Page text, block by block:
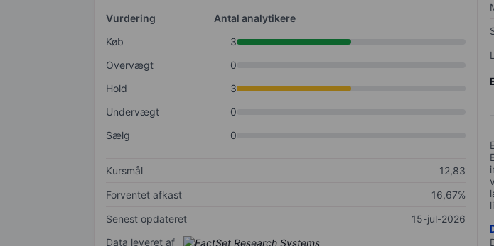
Vurdering
Antal analytikere
Køb
3
Overvægt
0
Hold
3
Undervægt
0
Sælg
0
Kursmål
12,83
Forventet afkast
16,67%
Senest opdateret
15-jul-2026
Data leveret af